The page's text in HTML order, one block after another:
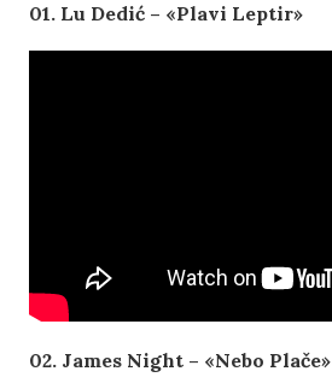
01. Lu Dedić – «Plavi Leptir»
02. James Night – «Nebo Plače»